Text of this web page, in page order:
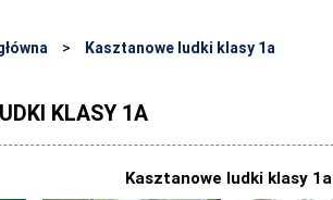
> Kasztanowe ludki klasy 1a
KLASY 1A
Kasztanowe ludki klasy 1a